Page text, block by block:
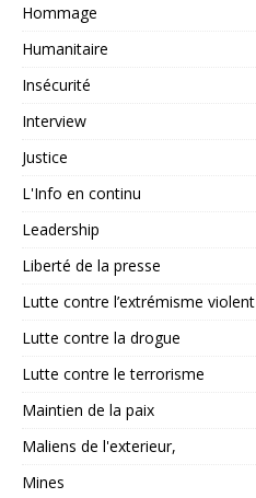
Hommage
Humanitaire
Insécurité
Interview
Justice
L'Info en continu
Leadership
Liberté de la presse
Lutte contre l’extrémisme violent
Lutte contre la drogue
Lutte contre le terrorisme
Maintien de la paix
Maliens de l'exterieur,
Mines